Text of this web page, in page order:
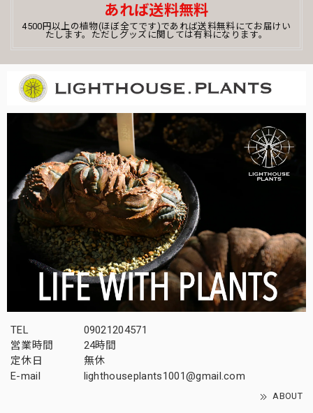
あれば送料無料
4500円以上の植物(ほぼ全てです)であれば送料無料にてお届けい
たします。ただしグッズに関しては有料になります。
TEL
09021204571
営業時間
24時間
定休日
無休
E-mail
lighthouseplants1001@gmail.com
ABOUT